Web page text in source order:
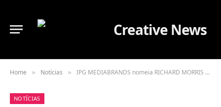
Home » Notícias » IPG MEDIABRANDS nomeia RICHARD MORRIS Chief Executive da região EMEA
NOTÍCIAS